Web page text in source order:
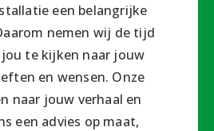
een belangrijke
nemen wij de tijd
te kijken naar jouw
en wensen. Onze
naar jouw verhaal en
een advies op maat,